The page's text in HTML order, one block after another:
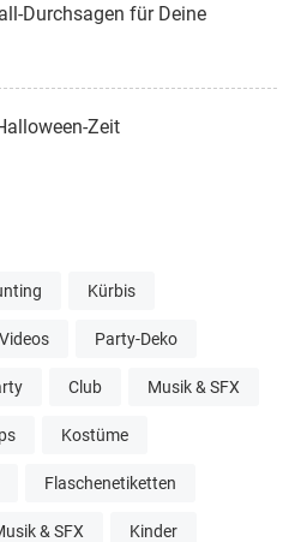
Durchsagen für Deine
Zeit
Kürbis
Videos Party-Deko
Club Musik & SFX
Kostüme
Flaschenetiketten
& SFX Kinder